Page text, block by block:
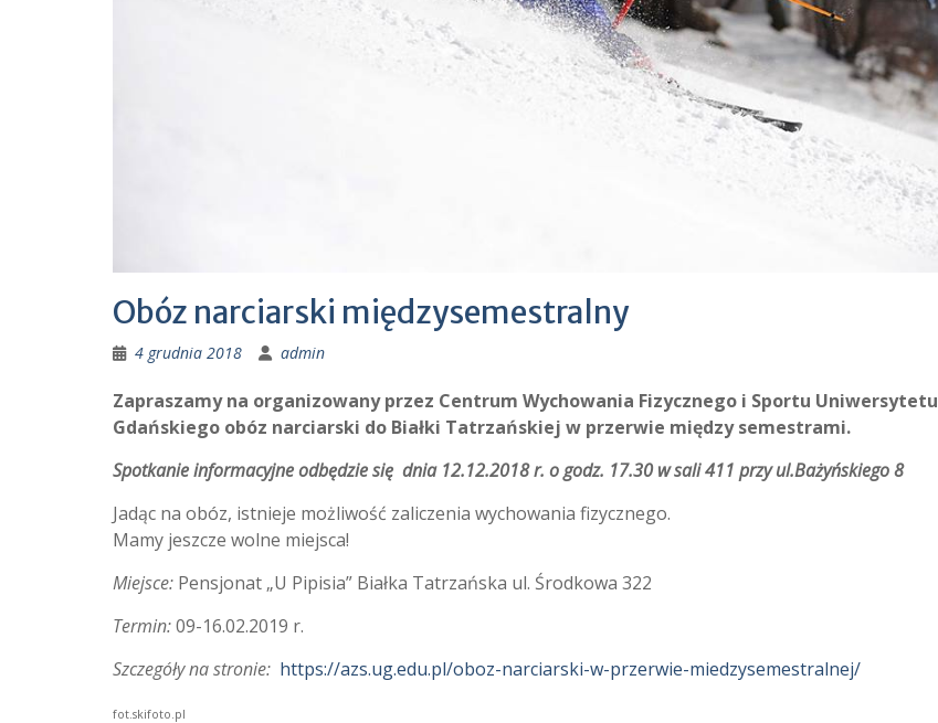
Obóz narciarski międzysemestralny
4 grudnia 2018 admin
Zapraszamy na organizowany przez Centrum Wychowania Fizycznego i Sportu Uniwersytetu
Gdańskiego obóz narciarski do Białki Tatrzańskiej w przerwie między semestrami.
Spotkanie informacyjne odbędzie się dnia 12.12.2018 r. o godz. 17.30 w sali 411 przy ul.Bażyńskiego 8
Jadąc na obóz, istnieje możliwość zaliczenia wychowania fizycznego.
Mamy jeszcze wolne miejsca!
Miejsce: Pensjonat „U Pipisia” Białka Tatrzańska ul. Środkowa 322
Termin:09-16.02.2019 r.
Szczegóły na stronie: https://azs.ug.edu.pl/oboz-narciarski-w-przerwie-miedzysemestralnej/
fot.skifoto.pl